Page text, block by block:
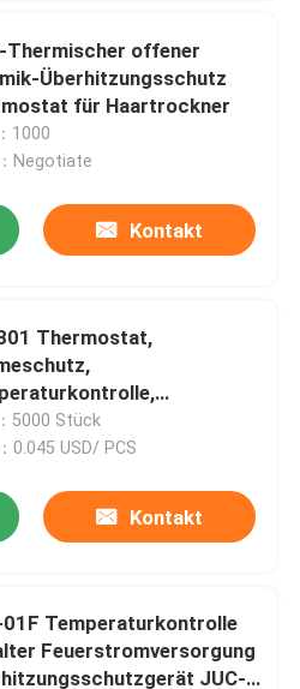
Thermischer offener
Überhitzungsschutz
für Haartrockner
1000
Negotiate
Kontakt
Thermostat,
5000 Stück
0.045 USD/ PCS
Kontakt
01F Temperaturkontrolle
Feuerstromversorgung
JUC-